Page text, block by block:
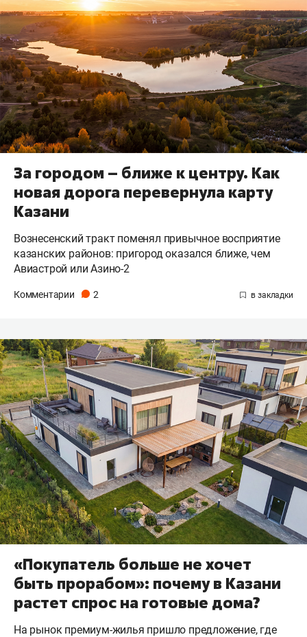
За городом – ближе к центру. Как
новая дорога перевернула карту
Казани
Вознесенский тракт поменял привычное восприятие
казанских районов: пригород оказался ближе, чем
Авиастрой или Азино-2
Комментарии 2
«Покупатель больше не хочет
быть прорабом»: почему в Казани
растет спрос на готовые дома?
На рынок премиум-жилья пришло предложение, где